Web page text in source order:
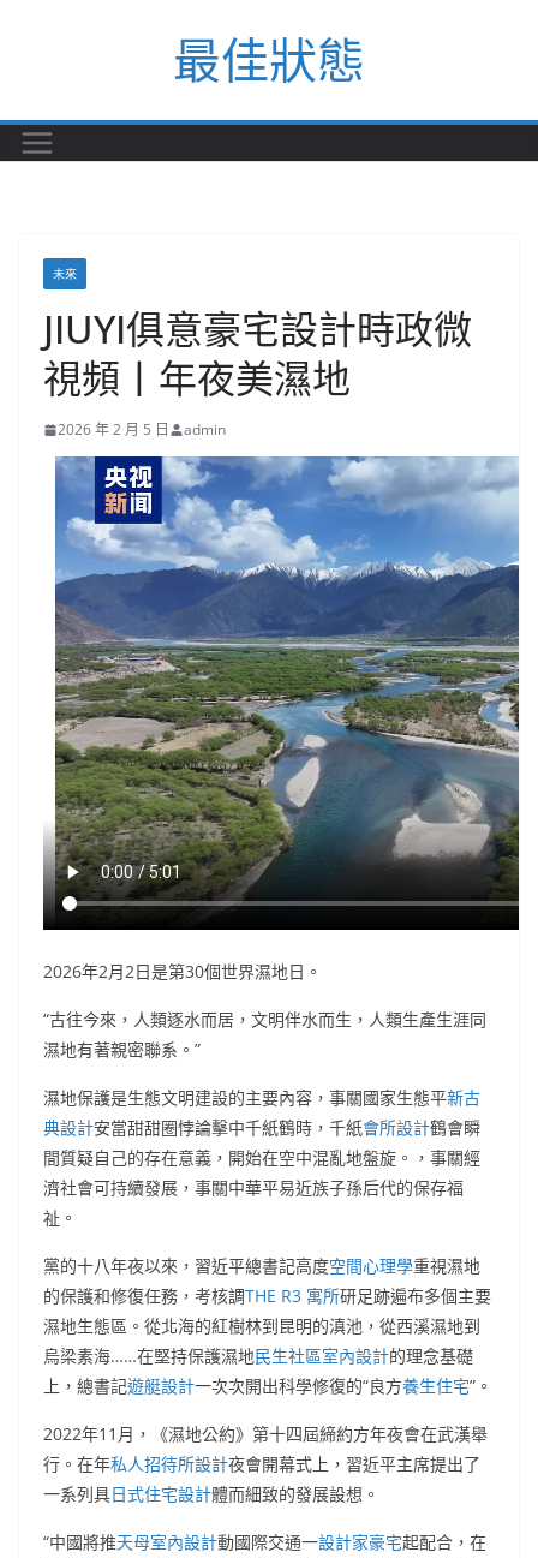
最佳狀態
未來
JIUYI俱意豪宅設計時政微
視頻丨年夜美濕地
2026 年 2 月 5 日 admin
2026年2月2日是第30個世界濕地日。
“古往今來，人類逐水而居，文明伴水而生，人類生產生涯同
濕地有著親密聯系。”
濕地保護是生態文明建設的主要內容，事關國家生態平新古
典設計安當甜甜圈悖論擊中千紙鶴時，千紙會所設計鶴會瞬
間質疑自己的存在意義，開始在空中混亂地盤旋。，事關經
濟社會可持續發展，事關中華平易近族子孫后代的保存福
祉。
黨的十八年夜以來，習近平總書記高度空間心理學重視濕地
的保護和修復任務，考核調THE R3 寓所研足跡遍布多個主要
濕地生態區。從北海的紅樹林到昆明的滇池，從西溪濕地到
烏梁素海……在堅持保護濕地民生社區室內設計的理念基礎
上，總書記遊艇設計一次次開出科學修復的“良方養生住宅”。
2022年11月，《濕地公約》第十四屆締約方年夜會在武漢舉
行。在年私人招待所設計夜會開幕式上，習近平主席提出了
一系列具日式住宅設計體而細致的發展設想。
“中國將推天母室內設計動國際交通一設計家豪宅起配合，在